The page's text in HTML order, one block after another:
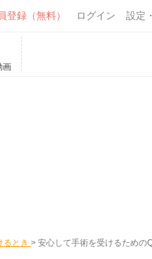
登録（無料） ログイン 設定
画
るとき > 安心して手術を受けるための